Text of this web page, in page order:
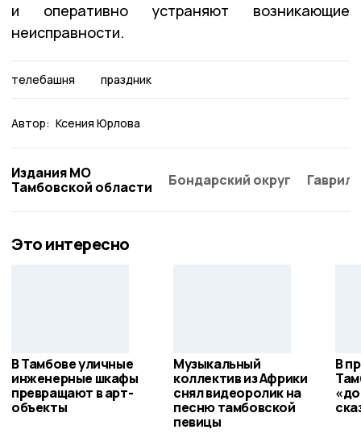
и оперативно устраняют возникающие
неисправности.
телебашня праздник
Автор: Ксения Юрлова
Издания МО
Тамбовской области
Бондарский округ
Это интересно
В Тамбове уличные
инженерные шкафы
превращают в арт-
объекты
Музыкальный
коллектив из Африки
снял видеоролик на
песню тамбовской
певицы
В